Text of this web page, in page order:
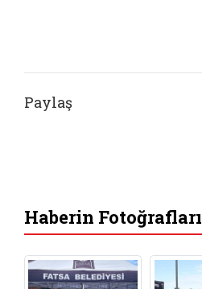
Paylaş
Haberin Fotoğrafları